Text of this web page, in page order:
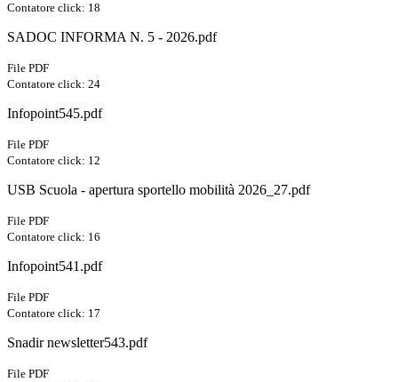
Contatore click: 18
SADOC INFORMA N. 5 - 2026.pdf
File PDF
Contatore click: 24
Infopoint545.pdf
File PDF
Contatore click: 12
USB Scuola - apertura sportello mobilità 2026_27.pdf
File PDF
Contatore click: 16
Infopoint541.pdf
File PDF
Contatore click: 17
Snadir newsletter543.pdf
File PDF